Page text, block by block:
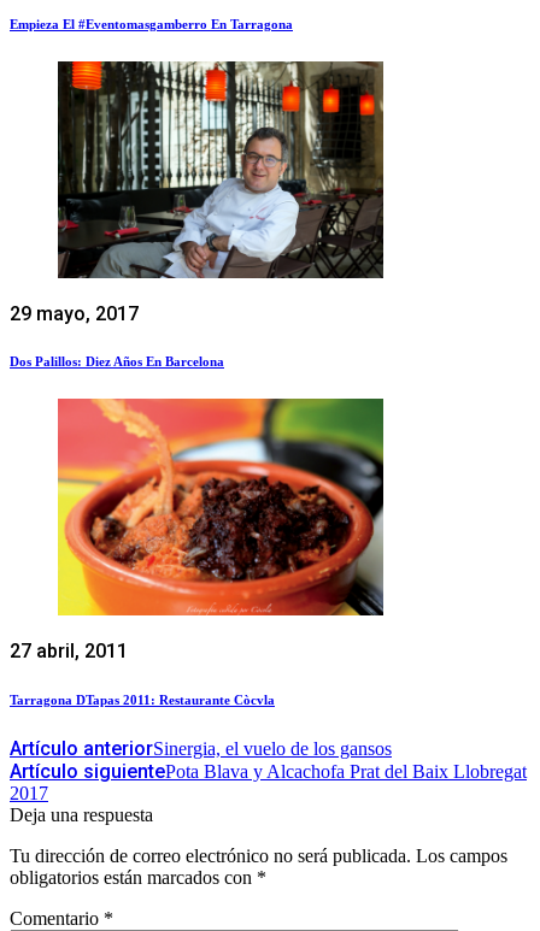
Empieza El #eventomasgamberro En Tarragona
29 mayo, 2017
Dos Palillos: Diez Años En Barcelona
27 abril, 2011
Tarragona DTapas 2011: Restaurante Còcvla
Artículo anteriorSinergia, el vuelo de los gansos
Artículo siguientePota Blava y Alcachofa Prat del Baix Llobregat
2017
Deja una respuesta
Tu dirección de correo electrónico no será publicada. Los campos
obligatorios están marcados con *
Comentario *